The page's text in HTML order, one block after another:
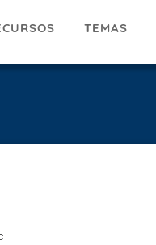
TEMAS